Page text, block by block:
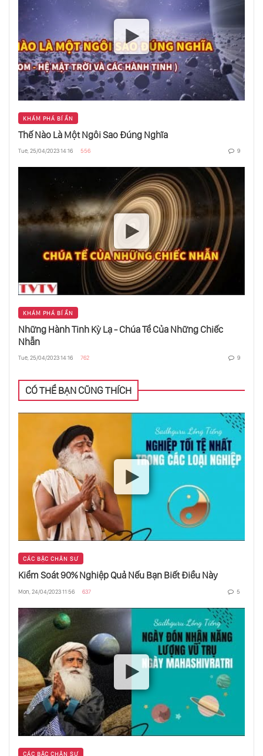
Những Loại Thiên Hà Phù Hợp Nhất Cho Sự
Có 36 Nền Văn Minh Đang Tồn Tại Trong Dải
Ngân Hà?
Hố Đen Siêu Lớn Có Thể Ít Đậm Đặc Hơn Cả
Nước
Phản Ứng Tổng Hợp Hạt Nhân Trong Lõi Mặt
Trời
Đa Vũ Trụ Hay Mô Hình Giả Lập
Albert Einstein Người Tái Phát Minh Ra Vũ
Trụ
Trung Quốc Phóng “Tầu” Vũ Trụ Thăm Dò
Sao Hỏa
60 Năm Lịch Sử Khám Phá Sao Hỏa
Nasa Phát Hiện Âm Thanh Lớn Nhất Trong
Thám Hiểm Hành Tinh Chết Sao Kim
Những Tàu Vũ Trụ Bay Xa Nhất Trong Lịch
Sử Khám Phá Không Gian
Lịch Sử Các Cuộc Thám Hiểm Liên Hành
Tinh
KHÁM PHÁ BÍ ẨN
Thế Nào Là Một Ngôi Sao Đúng Nghĩa
Tue, 25/04/2023 14:16 556 9
KHÁM PHÁ BÍ ẨN
Những Hành Tinh Kỳ Lạ - Chúa Tể Của Những Chiếc
Nhẫn
Tue, 25/04/2023 14:16 762 9
CÓ THỂ BẠN CŨNG THÍCH
CÁC BẬC CHÂN SƯ
Kiểm Soát 90% Nghiệp Quả Nếu Bạn Biết Điều Này
Mon, 24/04/2023 11:56 637 5
CÁC BẬC CHÂN SƯ